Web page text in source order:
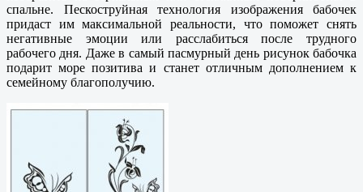
спальне. Пескоструйная технология изображения бабочек
придаст им максимальной реальности, что поможет снять
негативные эмоции или расслабиться после трудного
рабочего дня. Даже в самый пасмурный день рисунок бабочка
подарит море позитива и станет отличным дополнением к
семейному благополучию.